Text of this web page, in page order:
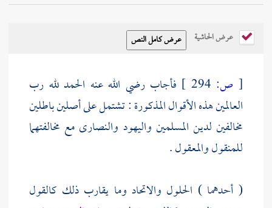
عرض الحاشية
[ ص:
فأجاب رضي الله عنه الحمد لله رب
العالمين هذه الأقوال المذكورة : تشتمل على أصلين باطلين
مخالفين لدين المسلمين واليهود والنصارى مع مخالفتهما
للمنقول والمعقول .
( أحدهما ) الحلول والاتحاد وما يقارب ذلك كالقول